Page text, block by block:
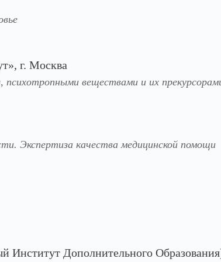
г. Москва
психотропными веществами и их
Экспертиза качества медицинской помощи
Дополнительного